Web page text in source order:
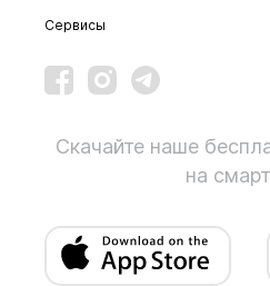
Сервисы
Скачайте наше
на